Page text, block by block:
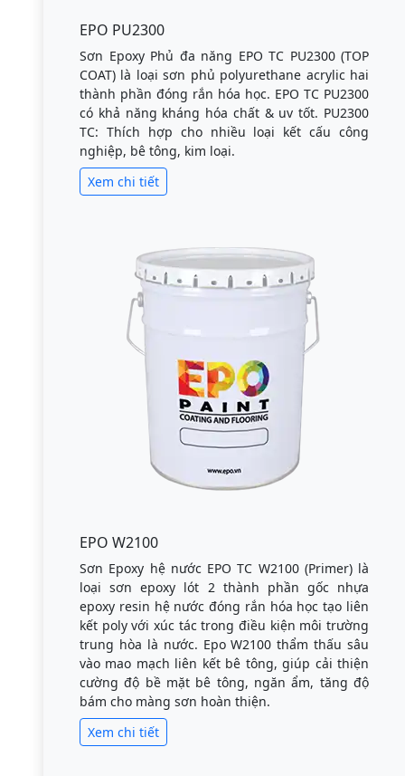
EPO PU2300
Sơn Epoxy Phủ đa năng EPO TC PU2300 (TOP
COAT) là loại sơn phủ polyurethane acrylic hai
thành phần đóng rắn hóa học. EPO TC PU2300
có khả năng kháng hóa chất & uv tốt. PU2300
TC: Thích hợp cho nhiều loại kết cấu công
nghiệp, bê tông, kim loại.
Xem chi tiết
EPO W2100
Sơn Epoxy hệ nước EPO TC W2100 (Primer) là
loại sơn epoxy lót 2 thành phần gốc nhựa
epoxy resin hệ nước đóng rắn hóa học tạo liên
kết poly với xúc tác trong điều kiện môi trường
trung hòa là nước. Epo W2100 thẩm thấu sâu
vào mao mạch liên kết bê tông, giúp cải thiện
cường độ bề mặt bê tông, ngăn ẩm, tăng độ
bám cho màng sơn hoàn thiện.
Xem chi tiết